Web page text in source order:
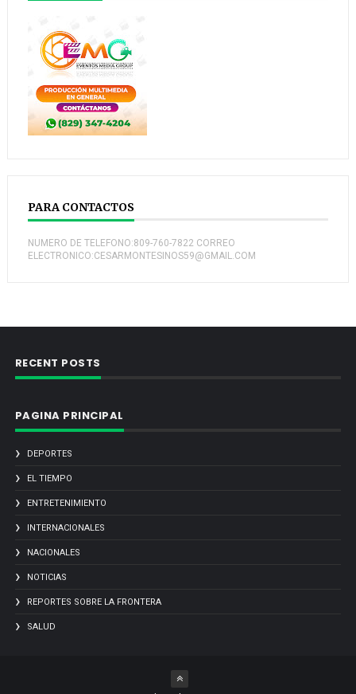
PARA CONTACTOS
NUMERO DE TELEFONO:809-760-7822 CORREO
ELECTRONICO:CESARMONTESINOS59@GMAIL.COM
RECENT POSTS
PAGINA PRINCIPAL
DEPORTES
EL TIEMPO
ENTRETENIMIENTO
INTERNACIONALES
NACIONALES
NOTICIAS
REPORTES SOBRE LA FRONTERA
SALUD